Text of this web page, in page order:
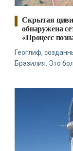
Скрытая
обнаружена
«Процесс
Геоглиф,
Бразилия. Это